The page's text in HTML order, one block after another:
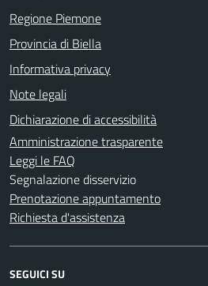
Regione Piemone
Provincia di Biella
Informativa privacy
Note legali
Dichiarazione di accessibilità
Amministrazione trasparente
Leggi le FAQ
Segnalazione disservizio
Prenotazione appuntamento
Richiesta d'assistenza
SEGUICI SU